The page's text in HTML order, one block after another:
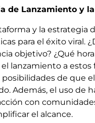
de Lanzamiento y
y la estrategia
para el éxito viral.
objetivo? ¿Qué hora
lanzamiento a estos
de que
Además, el uso de
con
el alcance.